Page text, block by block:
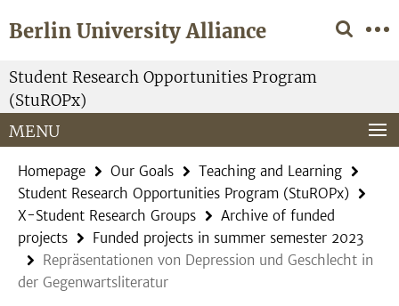
direkt
Inhalt
Berlin University Alliance
Service
Navigation
Student Research Opportunities Program
(StuROPx)
MENU
Homepage Our Goals
Teaching and Learning
Student Research Opportunities Program (StuROPx)
X-Student Research Groups
Archive of funded
projects
Funded projects in summer semester 2023
Repräsentationen von Depression und Geschlecht in
der Gegenwartsliteratur